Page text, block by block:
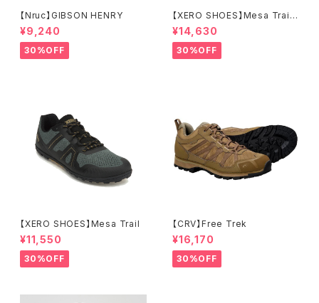
【Nruc】GIBSON HENRY
¥9,240
30%OFF
【XERO SHOES】Mesa Trail
WP (ブラック)
¥14,630
30%OFF
【XERO SHOES】Mesa Trail
¥11,550
30%OFF
【CRV】Free Trek
¥16,170
30%OFF